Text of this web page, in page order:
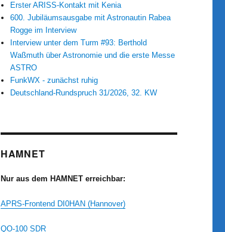
Erster ARISS-Kontakt mit Kenia
600. Jubiläumsausgabe mit Astronautin Rabea
Rogge im Interview
Interview unter dem Turm #93: Berthold
Waßmuth über Astronomie und die erste Messe
ASTRO
FunkWX - zunächst ruhig
Deutschland-Rundspruch 31/2026, 32. KW
HAMNET
Nur aus dem HAMNET erreichbar:
APRS-Frontend DI0HAN (Hannover)
QO-100 SDR